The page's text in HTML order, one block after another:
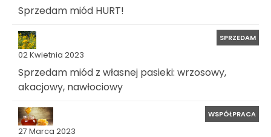
Sprzedam miód HURT!
02 Kwietnia 2023
SPRZEDAM
Sprzedam miód z własnej pasieki: wrzosowy,
akacjowy, nawłociowy
27 Marca 2023
WSPÓŁPRACA